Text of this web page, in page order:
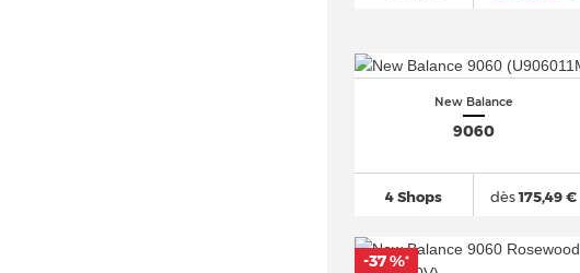
New Balance
9060
4 Shops dès175,49 €
-37 %*